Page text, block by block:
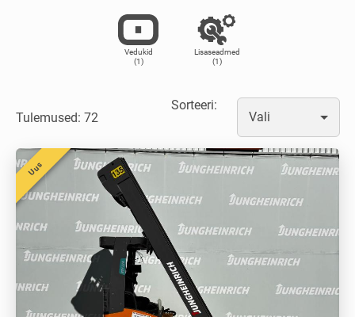
Vedukid
(1)
Lisaseadmed
(1)
Tulemused: 72
Sorteeri:
Vali
Uus